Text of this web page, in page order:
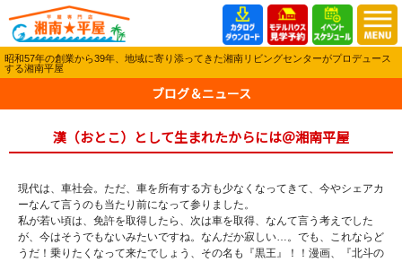
昭和57年の創業から39年、地域に寄り添ってきた湘南リビングセンターがプロデュース
する湘南平屋
ブログ＆ニュース
漢（おとこ）として生まれたからには＠湘南平屋
現代は、車社会。ただ、車を所有する方も少なくなってきて、今やシェアカ
ーなんて言うのも当たり前になって参りました。
私が若い頃は、免許を取得したら、次は車を取得、なんて言う考えでした
が、今はそうでもないみたいですね。なんだか寂しい…。でも、これならど
うだ！乗りたくなって来たでしょう、その名も『黒王』！！漫画、『北斗の